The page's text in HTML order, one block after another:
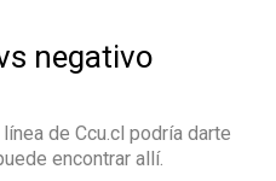
negativo
de Ccu.cl podría darte
encontrar allí.